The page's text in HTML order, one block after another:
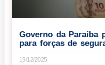
Governo da Paraíba
para forças de
19/12/2025